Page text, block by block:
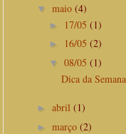
▼ maio (4)
► 17/05 (1)
► 16/05 (2)
▼ 08/05 (1)
Dica da Semana
► abril (1)
► março (2)